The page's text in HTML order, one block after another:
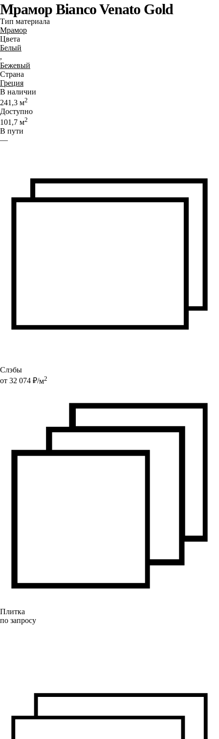
Мрамор Bianco Venato Gold
Тип материала
Мрамор
Цвета
Белый
,
Бежевый
Страна
Греция
В наличии
241,3 м2
Доступно
101,7 м2
В пути
—
Слэбы
от 32 074 ₽/м2
Плитка
по запросу